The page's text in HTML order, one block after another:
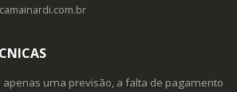
apenas uma previsão, a falta de pagamento